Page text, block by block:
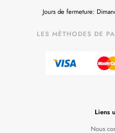
Jours de fermeture:
LES MÉTHODES DE
Liens
Nous